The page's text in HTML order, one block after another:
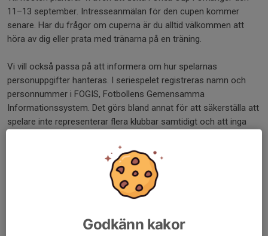
11–13 september. Intresseanmälan för den cupen kommer
senare. Har du frågor om cuperna är du alltid välkommen att
höra av dig eller prata med tränarna på en träning.
Vi vill också passa på att informera om hur spelarnas
personuppgifter hanteras. I seriespelet registreras namn och
personnummer i FOGIS, Fotbollens Gemensamma
Informationssystem. Det görs bland annat för att säkerställa att
spelare inte representerar flera klubbar samtidigt och att inga
målskyttar och annan information i appen Min Fotboll. Under
cuper registreras spelarna med namn och födelsedatum av
samma skäl, och även där kan man se vilka som spelar och gör
mål på cupernas hemsidor. Om du har frågor om
Godkänn kakor